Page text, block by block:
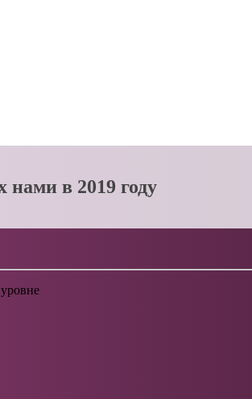
нами в 2019 году